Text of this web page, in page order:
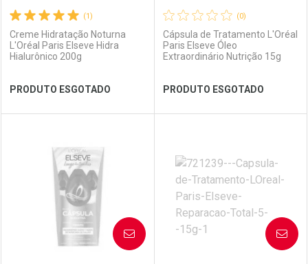
Ativar Desconto
(1)
Creme Hidratação Noturna
L'Oréal Paris Elseve Hidra
Hialurônico 200g
PRODUTO ESGOTADO
Laboratório
Por Menos
(0)
Cápsula de Tratamento L'Oréal
Paris Elseve Óleo
Extraordinário Nutrição 15g
PRODUTO ESGOTADO
Laboratório
Por Menos
AVISE-ME AVISE-ME